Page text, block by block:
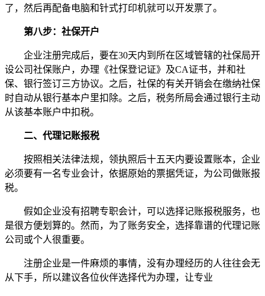
了，然后再配备电脑和针式打印机就可以开发票了。
第八步：社保开户
企业注册完成后，要在30天内到所在区域管辖的社保局开
设公司社保账户，办理《社保登记证》及CA证书，并和社
保、银行签订三方协议。之后，社保的有关开销会在缴纳社保
时自动从银行基本户里扣除。之后，税务所局会通过银行主动
从该基本账户中扣税。
二、代理记账报税
按照相关法律法规，领执照后十五天内要设置账本，企业
必须要有一名专业会计，依据原始的票据凭证，为公司做账报
税。
假如企业没有招聘专职会计，可以选择记账报税服务，也
是很方便划算的。然而，为了账务安全，选择靠谱的代理记账
公司或个人很重要。
注册企业是一件麻烦的事情，没有办理经历的人往往会无
从下手，所以建议各位伙伴选择代为办理，让专业